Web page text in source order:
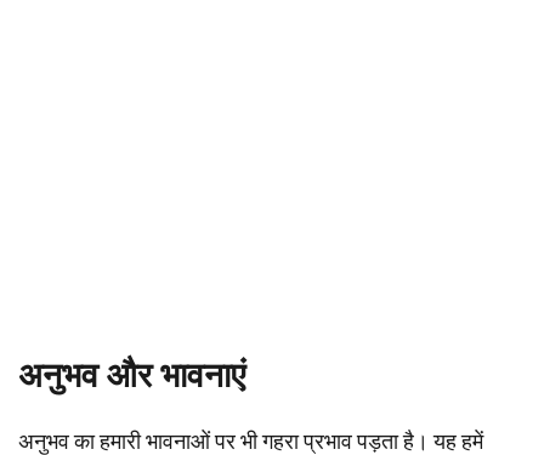
अनुभव और भावनाएं
अनुभव का हमारी भावनाओं पर भी गहरा प्रभाव पड़ता है। यह हमें